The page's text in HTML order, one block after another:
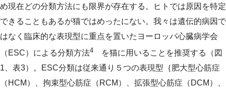
め現在どの分類方法にも限界が存在する。ヒトでは原因を特定
できることもあるが猫ではめったにない。我々は遺伝的病因で
はなく臨床的な表現型に重点を置いたヨーロッパ心臓病学会
（ESC）による分類方法4 を猫に用いることを推奨する（図
1、表3）。ESC分類は従来通り５つの表現型｛肥大型心筋症
（HCM）、拘束型心筋症（RCM）、拡張型心筋症（DCM）、